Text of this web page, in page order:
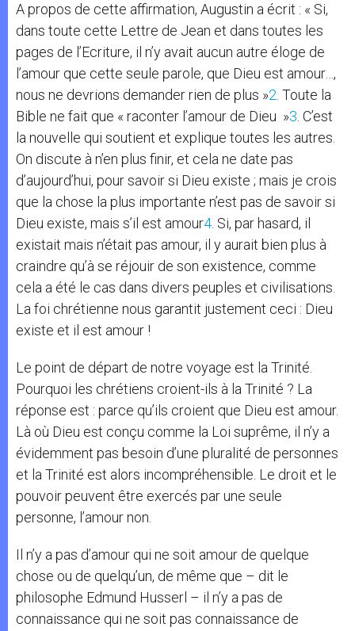
A propos de cette affirmation, Augustin a écrit : « Si,
dans toute cette Lettre de Jean et dans toutes les
pages de l’Ecriture, il n’y avait aucun autre éloge de
l’amour que cette seule parole, que Dieu est amour…,
nous ne devrions demander rien de plus »2 . Toute la
Bible ne fait que « raconter l’amour de Dieu »3 . C’est
la nouvelle qui soutient et explique toutes les autres.
On discute à n’en plus finir, et cela ne date pas
d’aujourd’hui, pour savoir si Dieu existe ; mais je crois
que la chose la plus importante n’est pas de savoir si
Dieu existe, mais s’il est amour4 . Si, par hasard, il
existait mais n’était pas amour, il y aurait bien plus à
craindre qu’à se réjouir de son existence, comme
cela a été le cas dans divers peuples et civilisations.
La foi chrétienne nous garantit justement ceci : Dieu
existe et il est amour !
Le point de départ de notre voyage est la Trinité.
Pourquoi les chrétiens croient-ils à la Trinité ? La
réponse est : parce qu’ils croient que Dieu est amour.
Là où Dieu est conçu comme la Loi suprême, il n’y a
évidemment pas besoin d’une pluralité de personnes
et la Trinité est alors incompréhensible. Le droit et le
pouvoir peuvent être exercés par une seule
personne, l’amour non.
Il n’y a pas d’amour qui ne soit amour de quelque
chose ou de quelqu’un, de même que – dit le
philosophe Edmund Husserl – il n’y a pas de
connaissance qui ne soit pas connaissance de